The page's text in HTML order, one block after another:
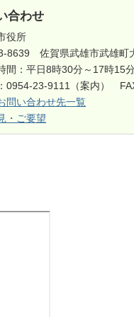
合わせ
役所
8639 佐賀県武雄市武雄町
間：平日8時30分～17時15
0954-23-9111（案内）
問い合わせ先一覧
・ご要望